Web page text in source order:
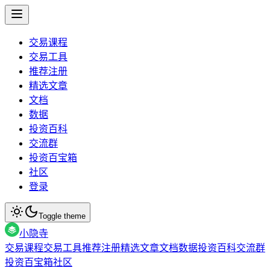
交易课程
交易工具
推荐注册
精选文章
文档
数据
投资百科
交流群
投资百宝箱
社区
登录
Toggle theme
小隐寺
交易课程交易工具推荐注册精选文章文档数据投资百科交流群
投资百宝箱社区